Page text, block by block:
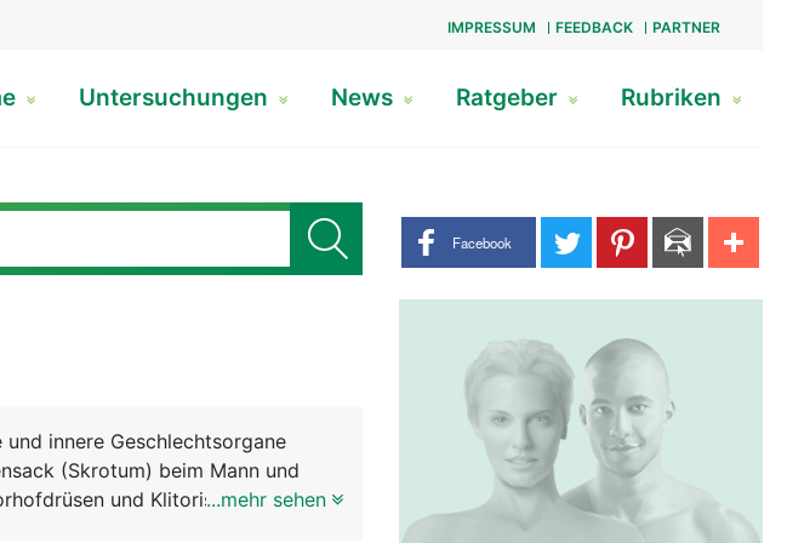
IMPRESSUM FEEDBACK PARTNER
Untersuchungen News Ratgeber Rubriken
Share buttons
Facebook
innere Geschlechtsorgane
(Skrotum) beim Mann und
und Klitoris bei der Frau.
...mehr sehen